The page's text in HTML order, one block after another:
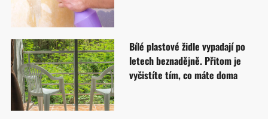
Bílé plastové židle vypadají po
letech beznadějně. Přitom je
vyčistíte tím, co máte doma